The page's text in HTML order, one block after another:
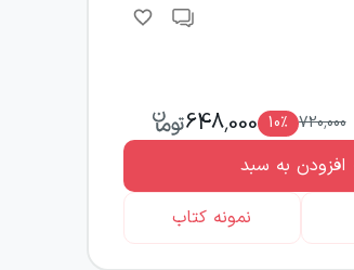
720,000
10٪ 648,000
افزودن به سبد
نمونه کتاب